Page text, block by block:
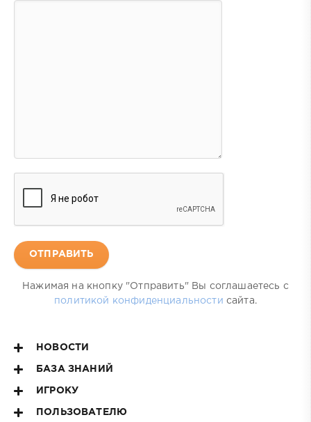
ОТПРАВИТЬ
Нажимая на кнопку "Отправить" Вы соглашаетесь с
политикой конфиденциальности сайта.
НОВОСТИ
БАЗА ЗНАНИЙ
ИГРОКУ
ПОЛЬЗОВАТЕЛЮ